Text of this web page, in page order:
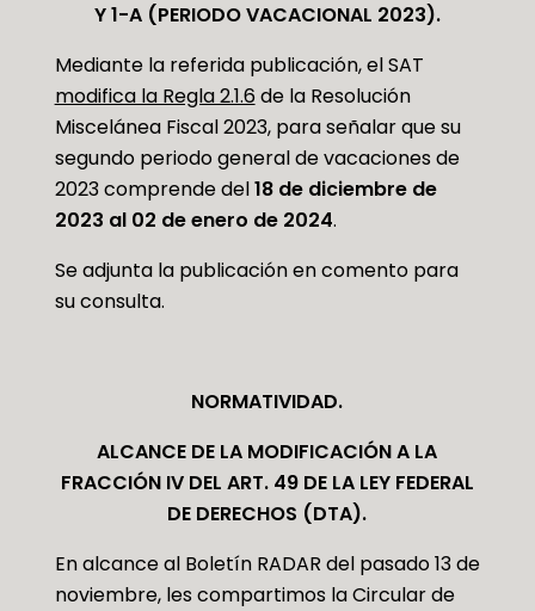
Y 1-A (PERIODO VACACIONAL 2023).
Mediante la referida publicación, el SAT
modifica la Regla 2.1.6 de la Resolución
Miscelánea Fiscal 2023, para señalar que su
segundo periodo general de vacaciones de
2023 comprende del18 de diciembre de
2023 al 02 de enero de 2024.
Se adjunta la publicación en comento para
su consulta.
NORMATIVIDAD.
ALCANCE DE LA MODIFICACIÓN A LA
FRACCIÓN IV DEL ART. 49 DE LA LEY FEDERAL
DE DERECHOS (DTA).
En alcance al Boletín RADAR del pasado 13 de
noviembre, les compartimos la Circular de